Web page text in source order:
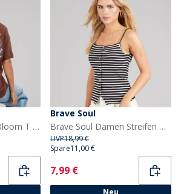
Brave Soul Damen Bloom T Shirt Braun/Blue Body/Print
Brave Soul
Brave Soul Damen Streifen Weste Schwarz/Cream
UVP18,99 €
Spare11,00 €
Current
7,99 €
Neu